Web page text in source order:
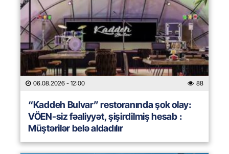
06.08.2026 - 12:00 88
“Kaddeh Bulvar” restoranında şok olay:
VÖEN-siz fəaliyyət, şişirdilmiş hesab :
Müştərilər belə aldadılır